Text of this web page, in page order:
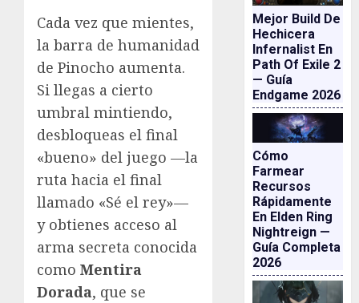
Cada vez que mientes,
la barra de humanidad
de Pinocho aumenta.
Si llegas a cierto
umbral mintiendo,
desbloqueas el final
«bueno» del juego —la
ruta hacia el final
llamado «Sé el rey»—
y obtienes acceso al
arma secreta conocida
como Mentira
Dorada, que se
Mejor Build De
Hechicera
Infernalist En
Path Of Exile 2
— Guía
Endgame 2026
Cómo
Farmear
Recursos
Rápidamente
En Elden Ring
Nightreign —
Guía Completa
2026